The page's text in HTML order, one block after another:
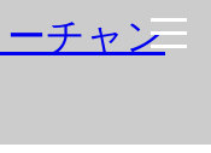
チャン